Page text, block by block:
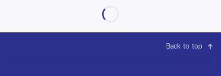
Back to top